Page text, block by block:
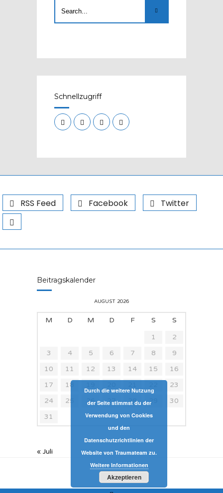
Schnellzugriff
RSS Feed Facebook Twitter
Beitragskalender
AUGUST 2026
M D M D F S
S
1
2
3
4 5 6 7 8
9
10
11 12 13 14 15
16
17
18
23
24
25 26 27 28 29
30
31
« Juli
Durch die weitere Nutzung
der Seite stimmst du der
Verwendung von Cookies
und den
Datenschutzrichtlinien der
Website von Traumateam zu.
Weitere Informationen
Akzeptieren